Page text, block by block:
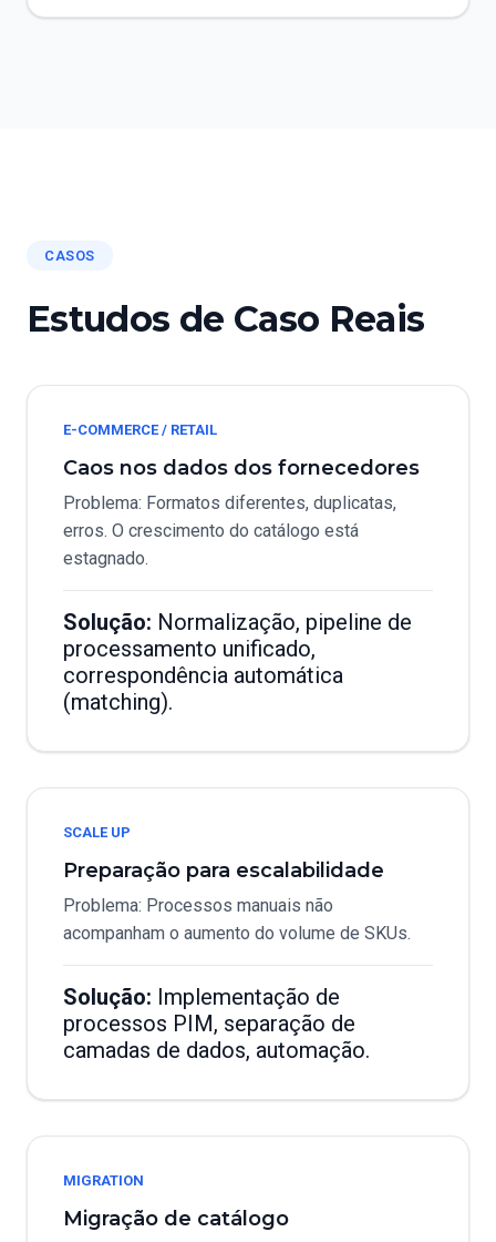
CASOS
Estudos de Caso Reais
E-COMMERCE / RETAIL
Caos nos dados dos fornecedores
Problema: Formatos diferentes, duplicatas,
erros. O crescimento do catálogo está
estagnado.
Solução: Normalização, pipeline de
processamento unificado,
correspondência automática
(matching).
SCALE UP
Preparação para escalabilidade
Problema: Processos manuais não
acompanham o aumento do volume de SKUs.
Solução: Implementação de
processos PIM, separação de
camadas de dados, automação.
MIGRATION
Migração de catálogo